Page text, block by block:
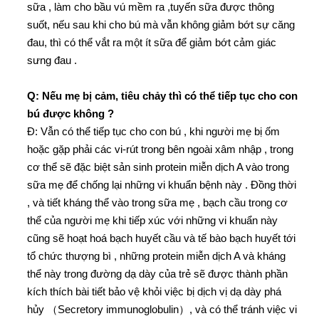
sữa , làm cho bầu vú mềm ra ,tuyến sữa được thông
suốt, nếu sau khi cho bú mà vẫn không giảm bớt sự căng
đau, thì có thể vắt ra một ít sữa để giảm bớt cảm giác
sưng đau .
Q: Nếu mẹ bị cảm, tiêu chảy thì có thể tiếp tục cho con
bú được không ?
Đ: Vẫn có thể tiếp tục cho con bú , khi người mẹ bị ốm
hoặc gặp phải các vi-rút trong bên ngoài xâm nhập , trong
cơ thể sẽ đặc biệt sản sinh protein miễn dịch A vào trong
sữa mẹ để chống lại những vi khuẩn bệnh này . Đồng thời
, và tiết kháng thể vào trong sữa mẹ , bạch cầu trong cơ
thể của người mẹ khi tiếp xúc với những vi khuẩn này
cũng sẽ hoạt hoá bạch huyết cầu và tế bào bạch huyết tới
tổ chức thượng bì , những protein miễn dịch A và kháng
thể này trong đường dạ dày của trẻ sẽ được thành phần
kích thích bài tiết bảo vệ khỏi việc bị dịch vị dạ dày phá
hủy （Secretory immunoglobulin）, và có thể tránh việc vi